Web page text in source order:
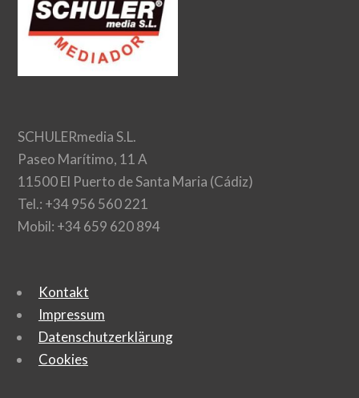
SCHULERmedia S.L.
Paseo Marítimo, 11 A
11500 El Puerto de Santa Maria (Cádiz)
Tel.: +34 956 560 221
Mobil: +34 659 620 894
Kontakt
Impressum
Datenschutzerklärung
Cookies